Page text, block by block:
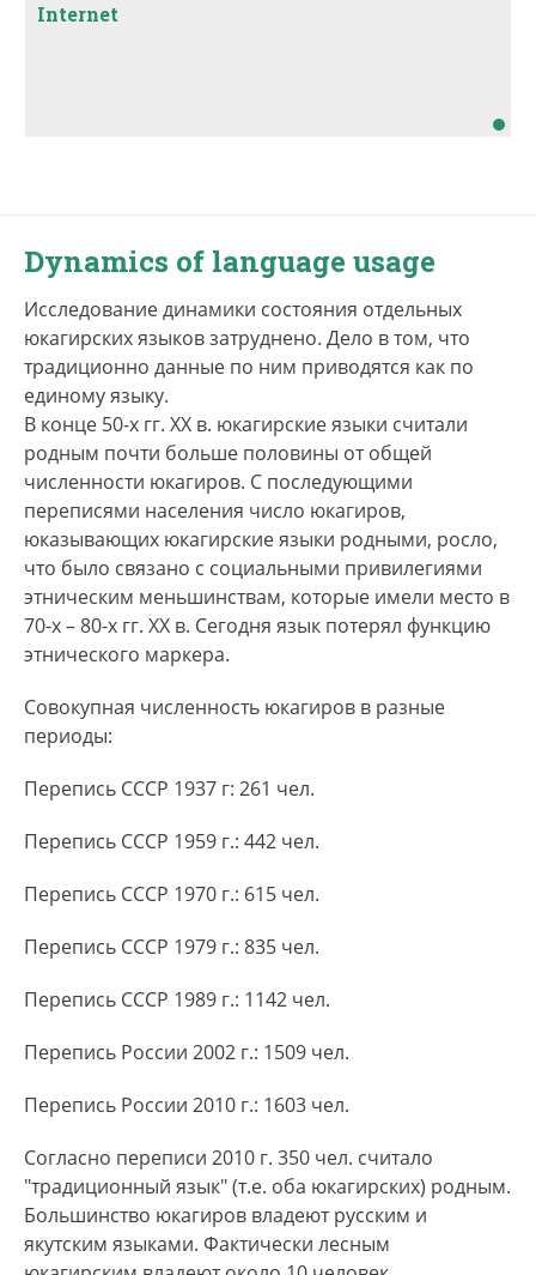
Internet
Dynamics of language usage
Исследование динамики состояния отдельных
юкагирских языков затруднено. Дело в том, что
традиционно данные по ним приводятся как по
единому языку.
В конце 50-х гг. XX в. юкагирские языки считали
родным почти больше половины от общей
численности юкагиров. С последующими
переписями населения число юкагиров,
юказывающих юкагирские языки родными, росло,
что было связано с социальными привилегиями
этническим меньшинствам, которые имели место в
70-х – 80-х гг. XX в. Сегодня язык потерял функцию
этнического маркера.
Совокупная численность юкагиров в разные
периоды:
Перепись СССР 1937 г: 261 чел.
Перепись СССР 1959 г.: 442 чел.
Перепись СССР 1970 г.: 615 чел.
Перепись СССР 1979 г.: 835 чел.
Перепись СССР 1989 г.: 1142 чел.
Перепись России 2002 г.: 1509 чел.
Перепись России 2010 г.: 1603 чел.
Согласно переписи 2010 г. 350 чел. считало
"традиционный язык" (т.е. оба юкагирских) родным.
Большинство юкагиров владеют русским и
якутским языками. Фактически лесным